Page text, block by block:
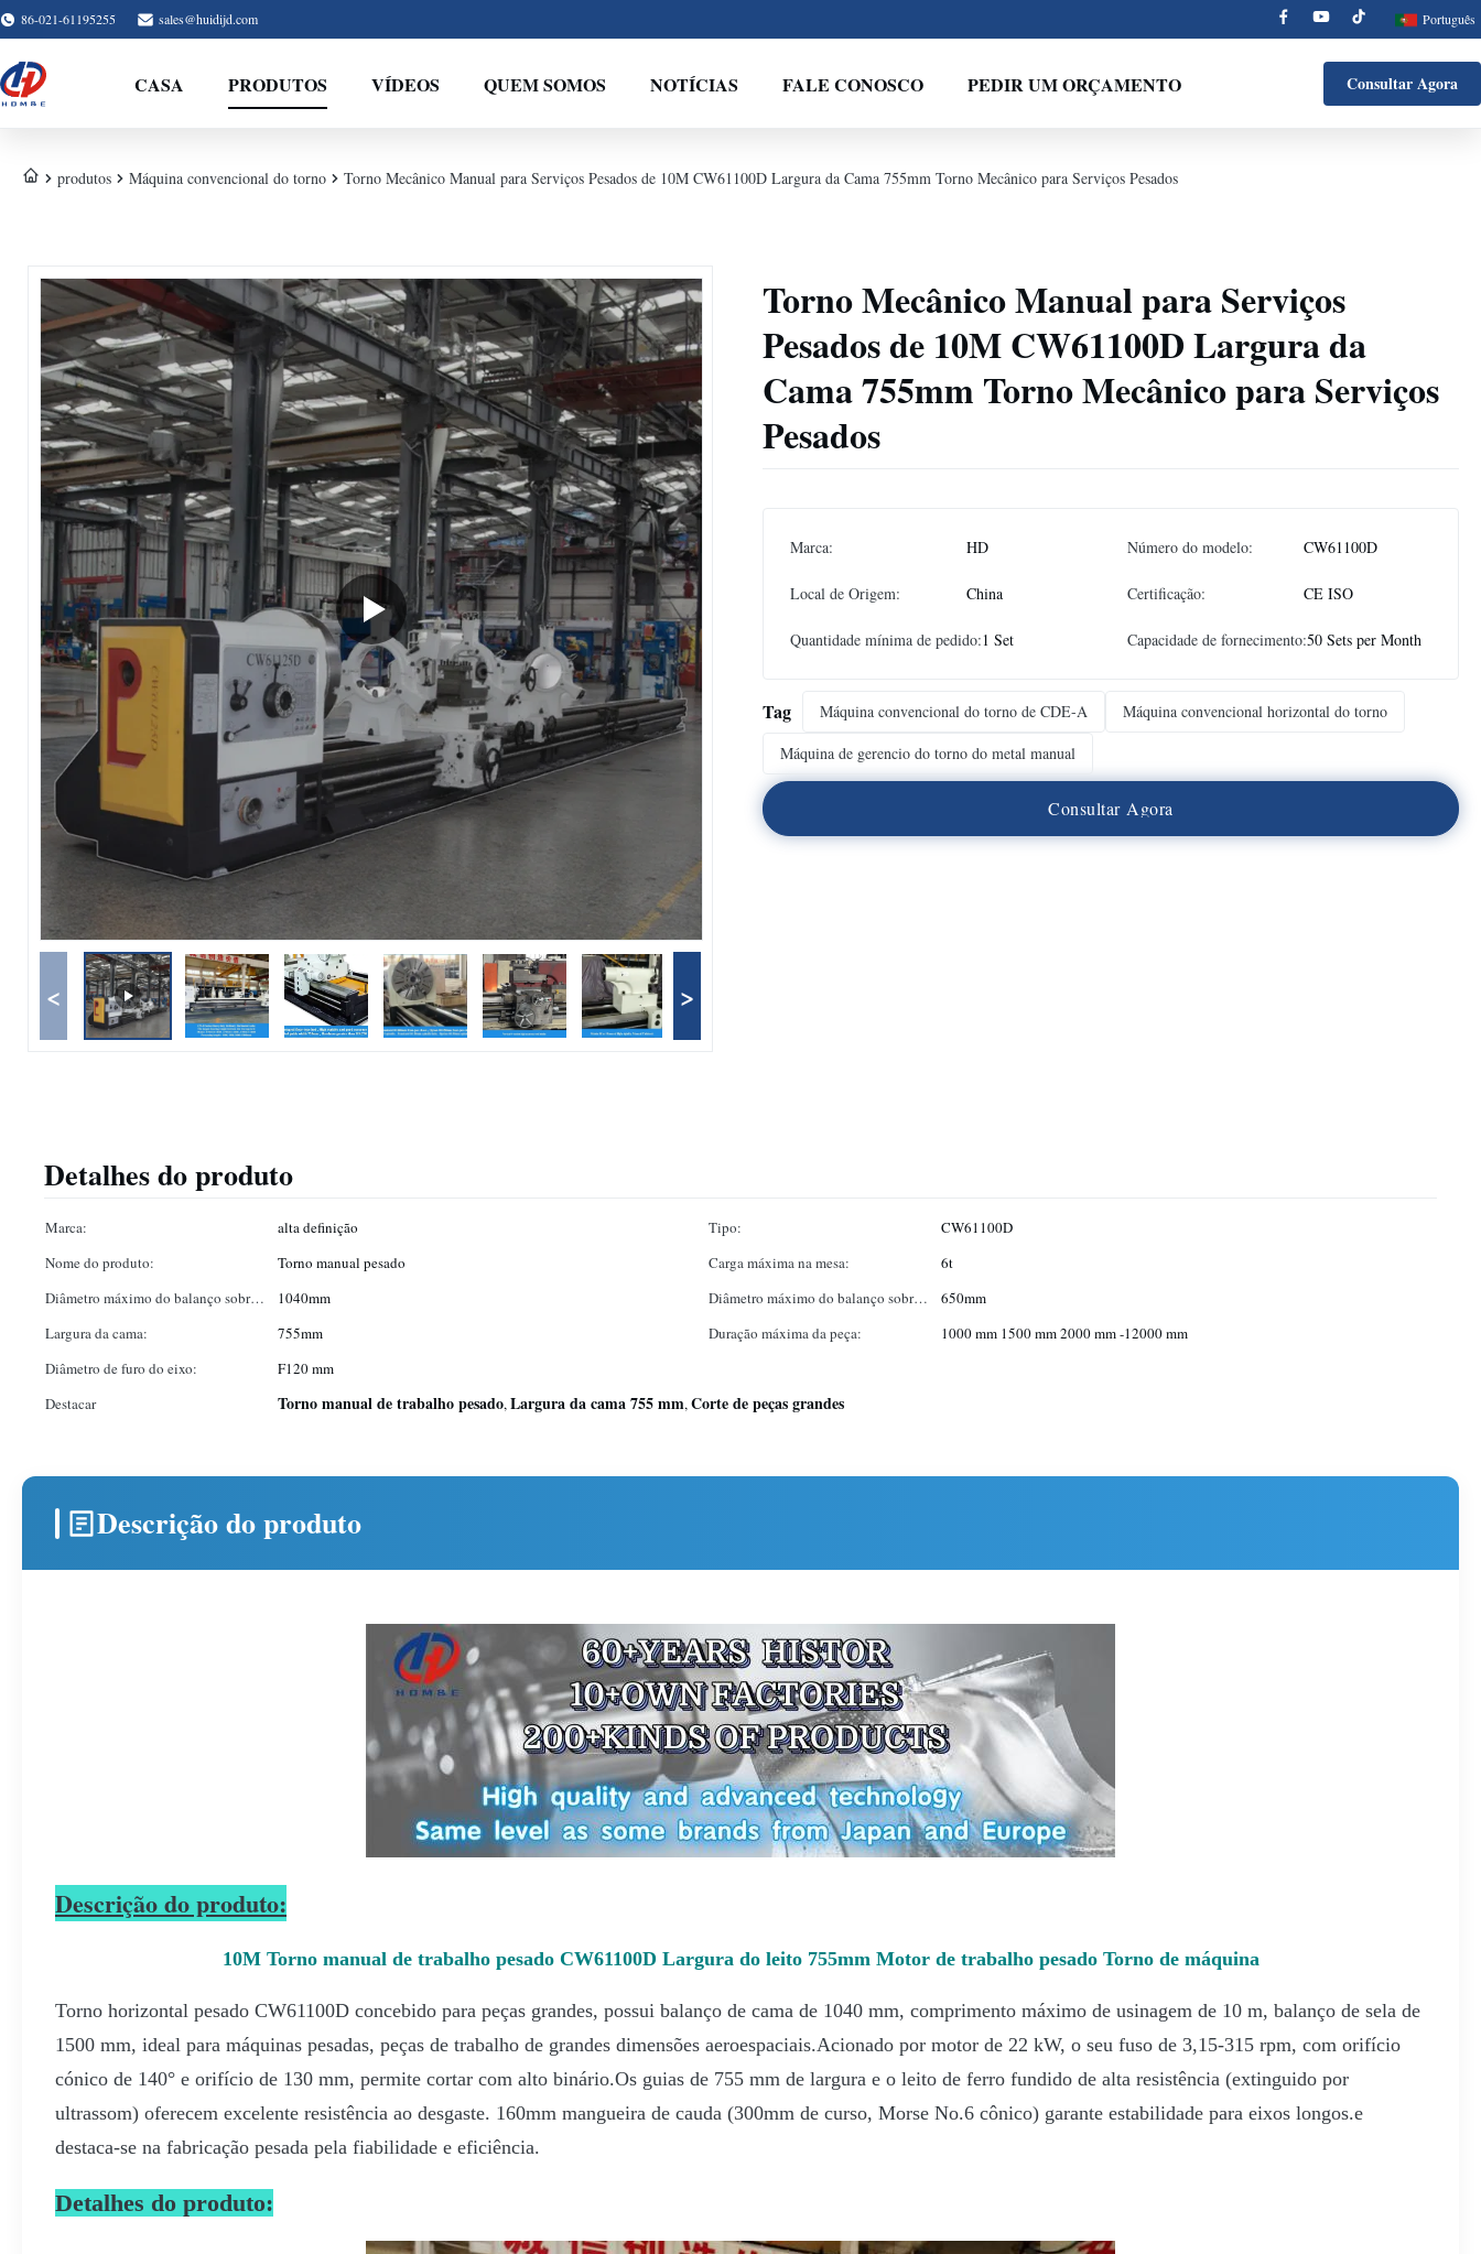
86-021-61195255 sales@huidijd.com Português
CASA PRODUTOS VÍDEOS QUEM SOMOS NOTÍCIAS FALE CONOSCO PEDIR UM ORÇAMENTO Consultar Agora
produtos Máquina convencional do torno Torno Mecânico Manual para Serviços Pesados de 10M CW61100D Largura da Cama 755mm Torno Mecânico para Serviços Pesados
< >
Torno Mecânico Manual para Serviços
Pesados de 10M CW61100D Largura da
Cama 755mm Torno Mecânico para Serviços
Pesados
Marca: HD Número do modelo: CW61100D
Local de Origem: China Certificação: CE ISO
Quantidade mínima de pedido:1 Set Capacidade de fornecimento:50 Sets per Month
Tag Máquina convencional do torno de CDE-A
Máquina convencional horizontal do torno
Máquina de gerencio do torno do metal manual
Consultar Agora
Detalhes do produto
Marca: alta definição Tipo:
CW61100D
Nome do produto:
Torno manual pesado Carga máxima na mesa:
6t
Diâmetro máximo do balanço sobre
o leito:
1040mm
Diâmetro máximo do balanço sobre
o vagão:
650mm
Largura da cama:
755mm Duração máxima da peça:
1000 mm 1500 mm 2000 mm -12000 mm
Diâmetro de furo do eixo:
F120 mm
Destacar
Torno manual de trabalho pesado,Largura da cama 755 mm,Corte de peças grandes
Descrição do produto
Descrição do produto:
10M Torno manual de trabalho pesado CW61100D Largura do leito 755mm Motor de trabalho pesado Torno de máquina
Torno horizontal pesado CW61100D concebido para peças grandes, possui balanço de cama de 1040 mm, comprimento máximo de usinagem de 10 m, balanço de sela de
1500 mm, ideal para máquinas pesadas, peças de trabalho de grandes dimensões aeroespaciais.Acionado por motor de 22 kW, o seu fuso de 3,15-315 rpm, com orifício
cónico de 140° e orifício de 130 mm, permite cortar com alto binário.Os guias de 755 mm de largura e o leito de ferro fundido de alta resistência (extinguido por
ultrassom) oferecem excelente resistência ao desgaste. 160mm mangueira de cauda (300mm de curso, Morse No.6 cônico) garante estabilidade para eixos longos.e
destaca-se na fabricação pesada pela fiabilidade e eficiência.
Detalhes do produto: